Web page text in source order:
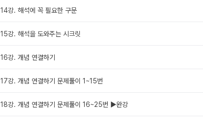
14강. 해석에 꼭 필요한 구문
15강. 해석을 도와주는 시크릿
16강. 개념 연결하기
17강. 개념 연결하기 문제풀이 1~15번
18강. 개념 연결하기 문제풀이 16~25번 ▶완강